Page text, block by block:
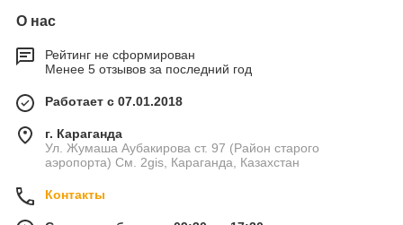
О нас
Рейтинг не сформирован
Менее 5 отзывов за последний год
Работает с 07.01.2018
г. Караганда
Ул. Жумаша Аубакирова ст. 97 (Район старого
аэропорта) См. 2gis, Караганда, Казахстан
Контакты